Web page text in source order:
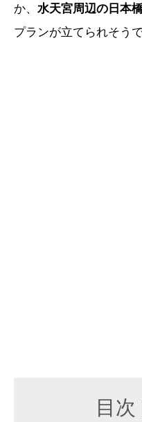
か、 水天宮周辺の日本
プランが立てられそう
目次